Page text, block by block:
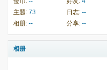
主题: 73 日志: --
相册: -- 分享: --
相册